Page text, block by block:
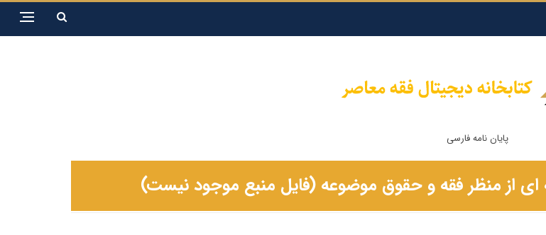
پایان نامه فارسی
ای از منظر فقه و حقوق موضوعه (فایل منبع موجود نیست)